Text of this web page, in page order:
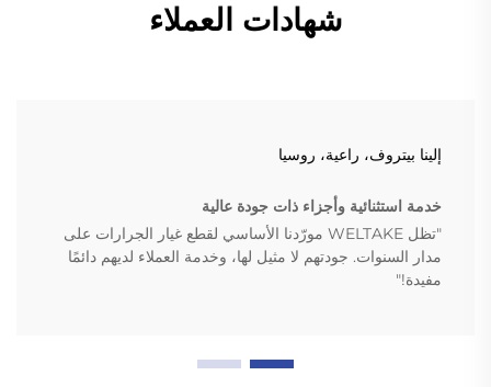
شهادات العملاء
إلينا بيتروف، راعية، روسيا
خدمة استثنائية وأجزاء ذات جودة عالية
"تظل WELTAKE مورّدنا الأساسي لقطع غيار الجرارات على
مدار السنوات. جودتهم لا مثيل لها، وخدمة العملاء لديهم دائمًا
مفيدة!"